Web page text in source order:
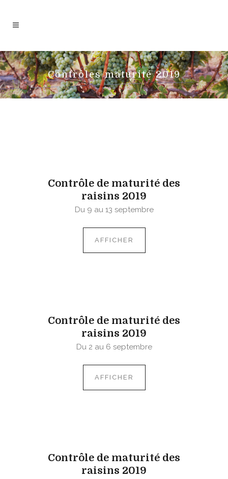
Contrôles maturité 2019
Contrôle de maturité des
raisins 2019
Du 9 au 13 septembre
AFFICHER
Contrôle de maturité des
raisins 2019
Du 2 au 6 septembre
AFFICHER
Contrôle de maturité des
raisins 2019